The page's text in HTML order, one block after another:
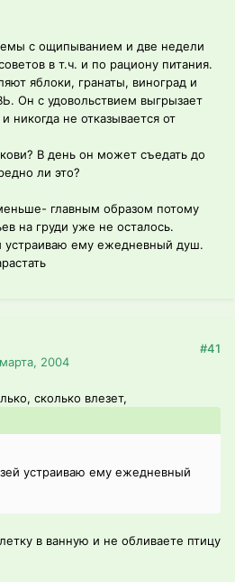
с ощипыванием и две недели
в т.ч. и по рациону питания.
яблоки, гранаты, виноград и
Он с удовольствием выгрызает
никогда не отказывается от
В день он может съедать до
ли это?
главным образом потому
на груди уже не осталось.
устраиваю ему ежедневный душ.
2004
#41
сколько влезет,
устраиваю ему ежедневный
в ванную и не обливаете птицу